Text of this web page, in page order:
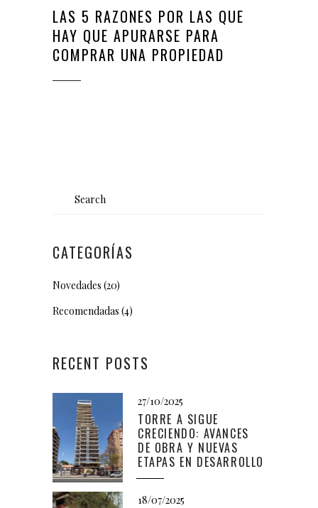
LAS 5 RAZONES POR LAS QUE
HAY QUE APURARSE PARA
COMPRAR UNA PROPIEDAD
Search
CATEGORÍAS
Novedades (20)
Recomendadas (4)
RECENT POSTS
27/10/2025
TORRE A SIGUE
CRECIENDO: AVANCES
DE OBRA Y NUEVAS
ETAPAS EN DESARROLLO
18/07/2025